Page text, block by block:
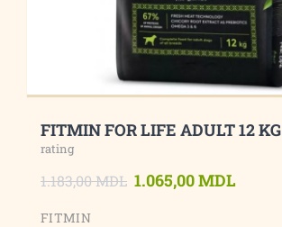
FITMIN FOR LIFE ADULT 12 KG
rating
1.183,00 MDL 1.065,00 MDL
FITMIN